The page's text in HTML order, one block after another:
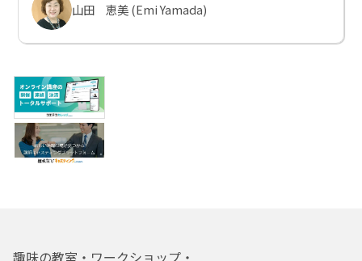
山田 恵美 (Emi Yamada)
趣味の教室・ワークショップ・